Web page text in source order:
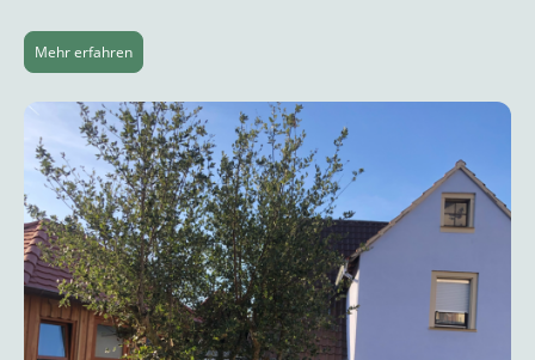
Mehr erfahren